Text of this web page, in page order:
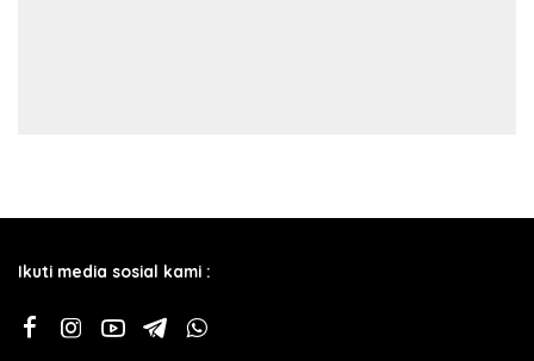
Ikuti media sosial kami :